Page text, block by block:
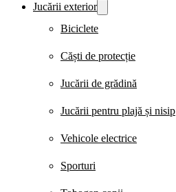
Jucării exterior
Biciclete
Căști de protecție
Jucării de grădină
Jucării pentru plajă și nisip
Vehicole electrice
Sporturi